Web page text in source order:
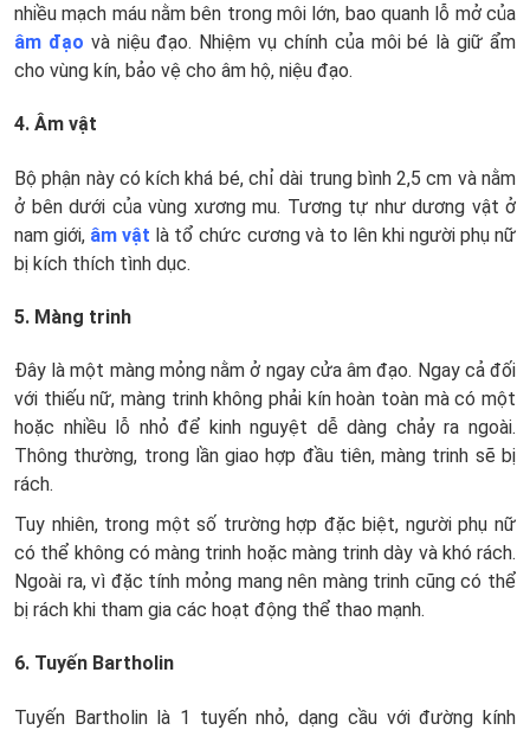
nhiều mạch máu nằm bên trong môi lớn, bao quanh lỗ mở của
âm đạo và niệu đạo. Nhiệm vụ chính của môi bé là giữ ẩm
cho vùng kín, bảo vệ cho âm hộ, niệu đạo.
4. Âm vật
Bộ phận này có kích khá bé, chỉ dài trung bình 2,5 cm và nằm
ở bên dưới của vùng xương mu. Tương tự như dương vật ở
nam giới, âm vật là tổ chức cương và to lên khi người phụ nữ
bị kích thích tình dục.
5. Màng trinh
Đây là một màng mỏng nằm ở ngay cửa âm đạo. Ngay cả đối
với thiếu nữ, màng trinh không phải kín hoàn toàn mà có một
hoặc nhiều lỗ nhỏ để kinh nguyệt dễ dàng chảy ra ngoài.
Thông thường, trong lần giao hợp đầu tiên, màng trinh sẽ bị
rách.
Tuy nhiên, trong một số trường hợp đặc biệt, người phụ nữ
có thể không có màng trinh hoặc màng trinh dày và khó rách.
Ngoài ra, vì đặc tính mỏng mang nên màng trinh cũng có thể
bị rách khi tham gia các hoạt động thể thao mạnh.
6. Tuyến Bartholin
Tuyến Bartholin là 1 tuyến nhỏ, dạng cầu với đường kính